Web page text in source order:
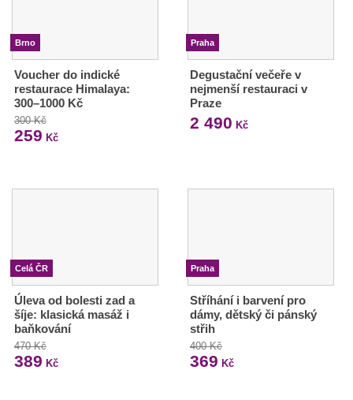
Brno
Voucher do indické
restaurace Himalaya:
300–1000 Kč
300 Kč
259 Kč
Praha
Degustační večeře v
nejmenší restauraci v
Praze
2 490 Kč
Celá ČR
Úleva od bolesti zad a
šíje: klasická masáž i
baňkování
470 Kč
389 Kč
Praha
Stříhání i barvení pro
dámy, dětský či pánský
střih
400 Kč
369 Kč